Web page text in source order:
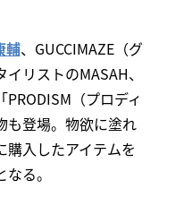
輔、GUCCIMAZE（グ
リストのMASAH、
（プロディ
も登場。物欲に塗れ
購入したアイテムを
る。